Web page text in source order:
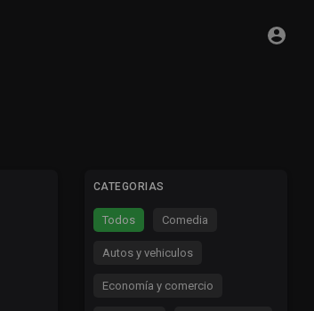
CATEGORIAS
Todos Comedia
Autos y vehiculos
Economía y comercio